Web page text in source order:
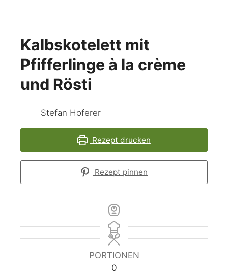
Kalbskotelett mit
Pfifferlinge à la crème
und Rösti
Stefan Hoferer
Rezept drucken
Rezept pinnen
PORTIONEN
0